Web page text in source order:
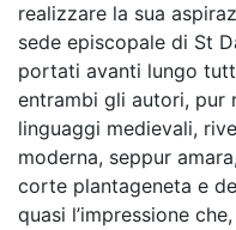
realizzare la sua
sede episcopale di St
portati avanti lungo
entrambi gli autori, pur
linguaggi medievali,
moderna, seppur
corte plantageneta e
quasi l’impressione